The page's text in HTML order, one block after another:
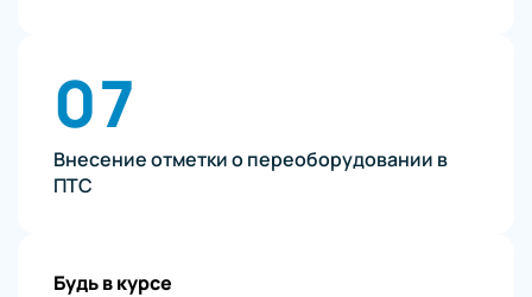
07
Внесение отметки о переоборудовании в
ПТС
Будь в курсе